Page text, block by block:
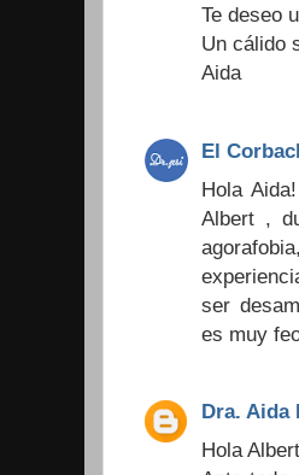
Te deseo
Un cálido
Aida
El
Hola
Albert ,
ser
es muy
Dra. Aida
Hola